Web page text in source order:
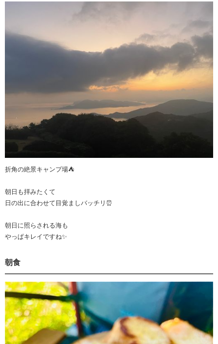
折角の絶景キャンプ場⛺️
朝日も拝みたくて
日の出に合わせて目覚ましバッチリ⏰
朝日に照らされる海も
やっぱキレイですね✨
朝食